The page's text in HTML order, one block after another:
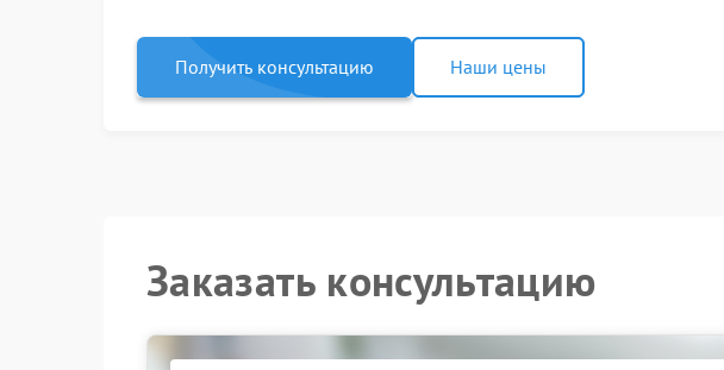
Получить консультацию Наши цены
Заказать консультацию